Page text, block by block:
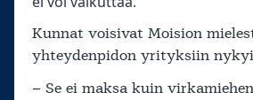
Kunnat voisivat Moision
yhteydenpidon yrityksiin
– Se ei maksa kuin